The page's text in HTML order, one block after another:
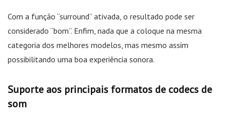
Com a função “surround” ativada, o resultado pode ser
considerado “bom”. Enfim, nada que a coloque na mesma
categoria dos melhores modelos, mas mesmo assim
possibilitando uma boa experiência sonora.
Suporte aos principais formatos de codecs de
som